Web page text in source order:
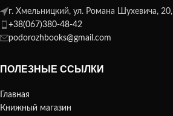
г. Хмельницкий, ул. Романа Шухевича, 20,
+38(067)380-48-42
podorozhbooks@gmail.com
ПОЛЕЗНЫЕ ССЫЛКИ
Главная
Книжный магазин